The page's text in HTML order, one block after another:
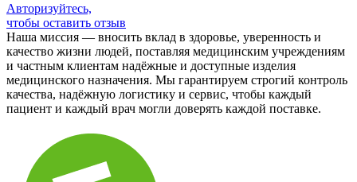
Авторизуйтесь,
чтобы оставить отзыв
Наша миссия — вносить вклад в здоровье, уверенность и
качество жизни людей, поставляя медицинским учреждениям
и частным клиентам надёжные и доступные изделия
медицинского назначения. Мы гарантируем строгий контроль
качества, надёжную логистику и сервис, чтобы каждый
пациент и каждый врач могли доверять каждой поставке.